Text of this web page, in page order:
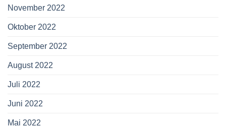
November 2022
Oktober 2022
September 2022
August 2022
Juli 2022
Juni 2022
Mai 2022